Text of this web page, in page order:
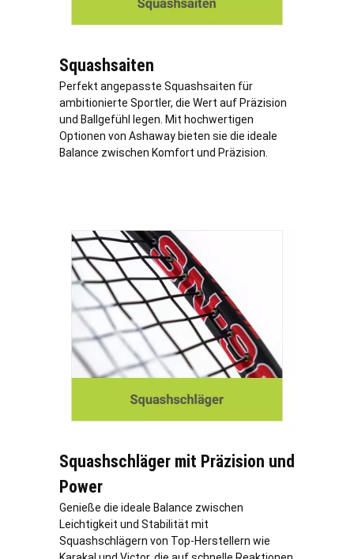
Squashsaiten
Perfekt angepasste Squashsaiten für
ambitionierte Sportler, die Wert auf Präzision
und Ballgefühl legen. Mit hochwertigen
Optionen von Ashaway bieten sie die ideale
Balance zwischen Komfort und Präzision.
Squashschläger mit Präzision und
Power
Genieße die ideale Balance zwischen
Leichtigkeit und Stabilität mit
Squashschlägern von Top-Herstellern wie